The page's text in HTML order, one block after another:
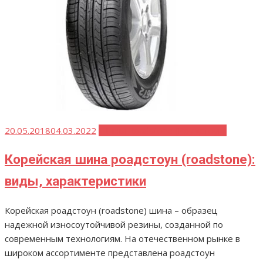
Опубликовано
20.05.201804.03.2022
Корейская шина роадстоун (roadstone):
виды, характеристики
Корейская роадстоун (roadstone) шина – образец
надежной износоутойчивой резины, созданной по
современным технологиям. На отечественном рынке в
широком ассортименте представлена роадстоун